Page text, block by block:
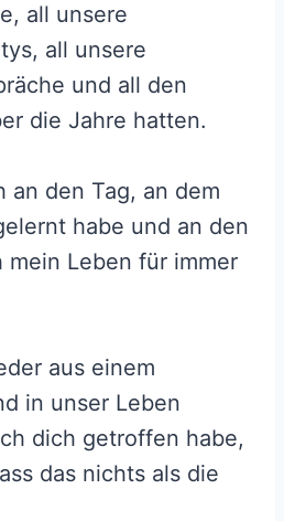
all unsere
all unsere
und all den
die Jahre hatten.
an den Tag, an dem
habe und an den
mein Leben für immer
aus einem
in unser Leben
dich getroffen habe,
das nichts als die